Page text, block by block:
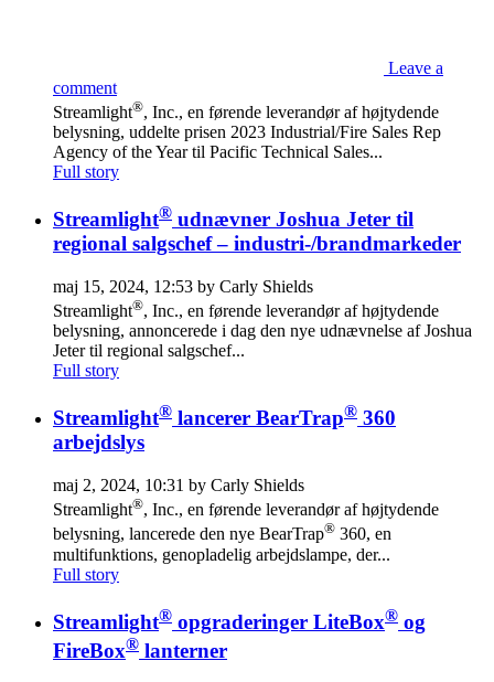
Leave a
comment
Streamlight®, Inc., en førende leverandør af højtydende
belysning, uddelte prisen 2023 Industrial/Fire Sales Rep
Agency of the Year til Pacific Technical Sales...
Full story
Streamlight® udnævner Joshua Jeter til
regional salgschef – industri-/brandmarkeder
maj 15, 2024, 12:53 by Carly Shields
Streamlight®, Inc., en førende leverandør af højtydende
belysning, annoncerede i dag den nye udnævnelse af Joshua
Jeter til regional salgschef...
Full story
Streamlight® lancerer BearTrap® 360
arbejdslys
maj 2, 2024, 10:31 by Carly Shields
Streamlight®, Inc., en førende leverandør af højtydende
belysning, lancerede den nye BearTrap® 360, en
multifunktions, genopladelig arbejdslampe, der...
Full story
Streamlight® opgraderinger LiteBox® og
FireBox® lanterner